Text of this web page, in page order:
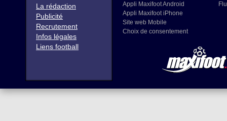
La rédaction
Publicité
Recrutement
Infos légales
Liens football
Appli Maxifoot Android
Appli Maxifoot iPhone
Site web Mobile
Choix de consentement